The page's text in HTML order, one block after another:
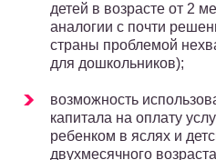
детей в возрасте от 2
аналогии с почти
страны проблемой
для дошкольников);
возможность
капитала на оплату
ребенком в яслях и
двухмесячного